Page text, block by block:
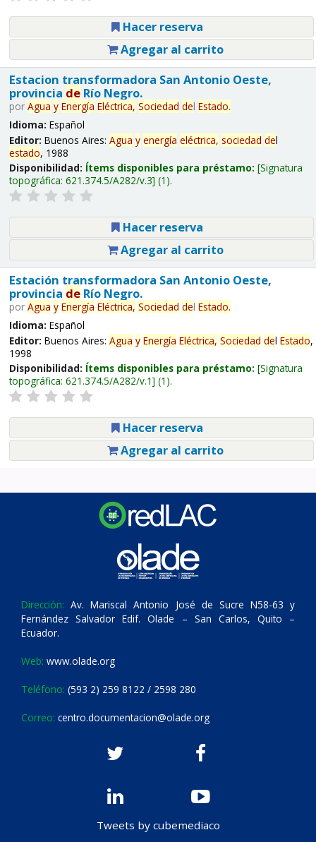
Hacer reserva
Agregar al carrito
Estacion transformadora San Antonio Oeste,
provincia deRío Negro.
por Agua y Energía Eléctrica, Sociedad del Estado.
Idioma: Español
Editor: Buenos Aires: Agua y energía eléctrica, sociedad del
estado, 1988
Disponibilidad: Ítems disponibles para préstamo: Signatura
topográfica: 621.374.5/A282/v.3 (1).
Hacer reserva
Agregar al carrito
Estación transformadora San Antonio Oeste,
provincia deRío Negro.
por Agua y Energía Eléctrica, Sociedad del Estado.
Idioma: Español
Editor: Buenos Aires: Agua y Energía Eléctrica, Sociedad del Estado,
1998
Disponibilidad: Ítems disponibles para préstamo: Signatura
topográfica: 621.374.5/A282/v.1 (1).
Hacer reserva
Agregar al carrito
Dirección: Av. Mariscal Antonio José de Sucre N58-63 y
Fernández Salvador Edif. Olade – San Carlos, Quito –
Ecuador.
Web: www.olade.org
Teléfono: (593 2) 259 8122 / 2598 280
Correo: centro.documentacion@olade.org
Tweets by cubemediaco